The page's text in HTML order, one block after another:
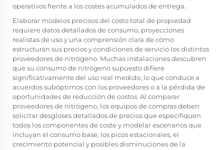
operativos frente a los costes acumulados de entrega.
Elaborar modelos precisos del costo total de propiedad
requiere datos detallados de consumo, proyecciones
realistas de uso y una comprensión clara de cómo
estructuran sus precios y condiciones de servicio los distintos
proveedores de nitrógeno. Muchas instalaciones descubren
que su consumo de nitrógeno supuesto difiere
significativamente del uso real medido, lo que conduce a
acuerdos subóptimos con los proveedores o a la pérdida de
oportunidades de reducción de costos. Al comparar
proveedores de nitrógeno, los equipos de compras deben
solicitar desgloses detallados de precios que especifiquen
todos los componentes de coste y modelar escenarios que
incluyan el consumo base, los picos estacionales, el
crecimiento potencial y posibles disminuciones de la